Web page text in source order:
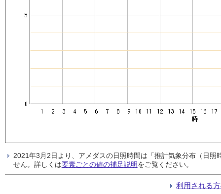
2021年3月2日より、アメダスの日照時間は「推計気象分布（日
せん。詳しくは要素ごとの値の補足説明をご覧ください。
利用される